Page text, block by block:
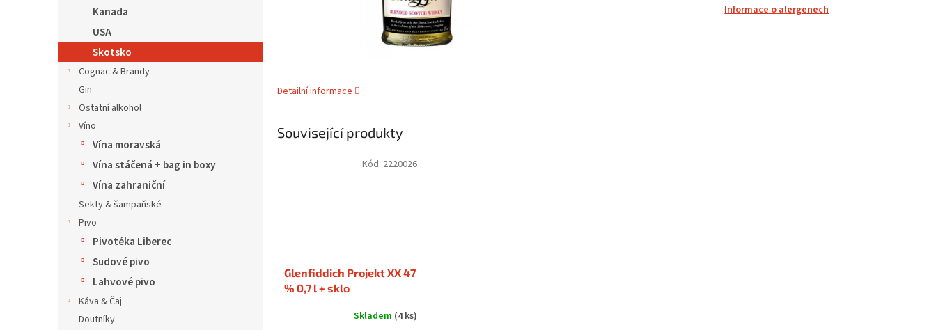
Kanada
USA
Skotsko
Cognac & Brandy
Gin
Ostatní alkohol
Víno
Vína moravská
Vína stáčená + bag in boxy
Vína zahraniční
Sekty & šampaňské
Pivo
Pivotéka Liberec
Sudové pivo
Lahvové pivo
Káva & Čaj
Doutníky
Detailní informace
Informace o alergenech
Související produkty
Glenfiddich Projekt XX 47
% 0,7 l + sklo
Skladem (4 ks)
Kód: 2220026